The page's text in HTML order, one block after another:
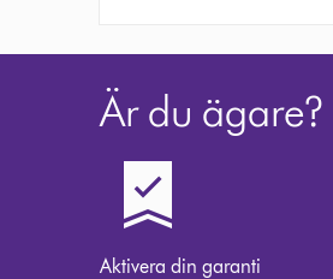
Är du ägare?
Aktivera din garanti